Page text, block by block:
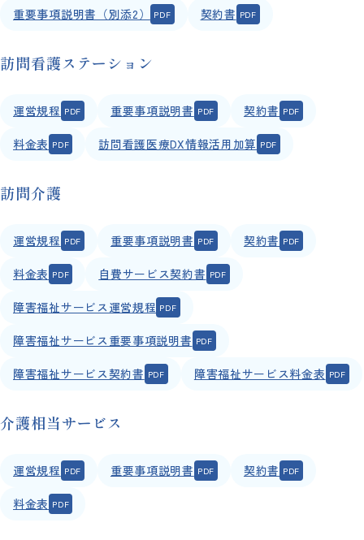
重要事項説明書（別添2） 契約書
訪問看護ステーション
運営規程 重要事項説明書 契約書
料金表 訪問看護医療DX情報活用加算
訪問介護
運営規程 重要事項説明書 契約書
料金表 自費サービス契約書
障害福祉サービス運営規程
障害福祉サービス重要事項説明書
障害福祉サービス契約書 障害福祉サービス料金表
介護相当サービス
運営規程 重要事項説明書 契約書
料金表